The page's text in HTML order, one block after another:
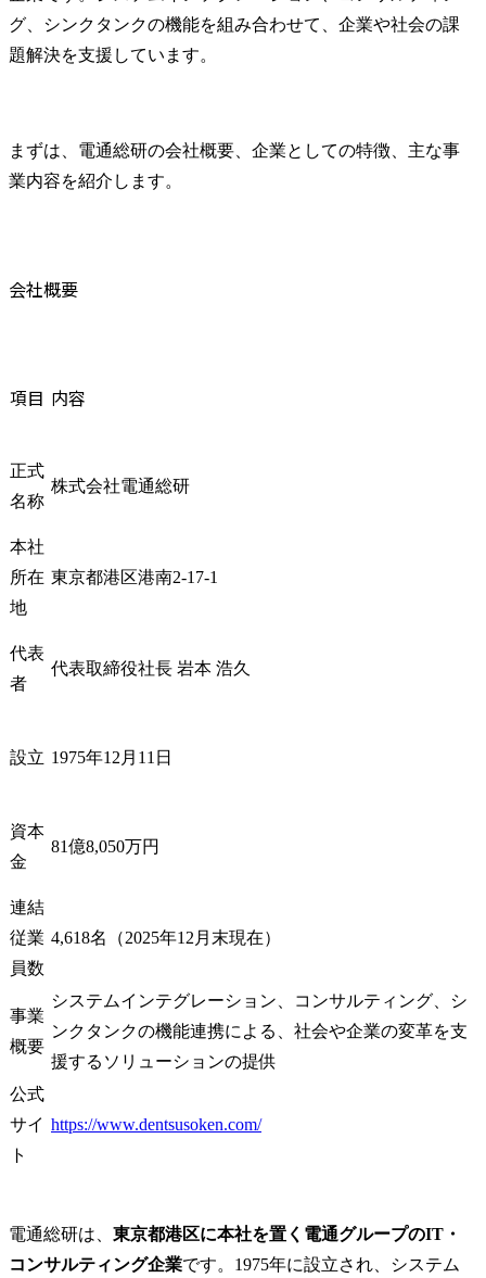
プロジェクトによって忙しさに差がある
SIerとコンサルの両方の力が求められる
行動指針「AHEAD」から挑戦や自律性を重視する社風がうかがえる
休暇・育児・介護などの制度が整っている
面接では入社後に貢献できる領域まで具体化する
電通総研に関するFAQ
Q1.電通総研はIT未経験でも転職できますか？
Q3.電通総研は第二新卒でも転職できますか？
まとめ
グ、シンクタンクの機能を組み合わせて、企業や社会の課
題解決を支援しています。
まずは、電通総研の会社概要、企業としての特徴、主な事
業内容を紹介します。
会社概要
項目 内容
正式
名称
株式会社電通総研
本社
所在
地
東京都港区港南2-17-1
代表
者
代表取締役社長 岩本 浩久
設立 1975年12月11日
資本
金
81億8,050万円
連結
従業
員数
4,618名（2025年12月末現在）
事業
概要
システムインテグレーション、コンサルティング、シ
ンクタンクの機能連携による、社会や企業の変革を支
援するソリューションの提供
公式
サイ
ト
https://www.dentsusoken.com/
電通総研は、 東京都港区に本社を置く電通グループのIT・
コンサルティング企業です。1975年に設立され、システム